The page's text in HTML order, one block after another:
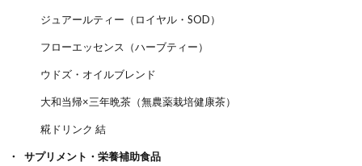
ジュアールティー（ロイヤル・SOD）
フローエッセンス（ハーブティー）
ウドズ・オイルブレンド
大和当帰×三年晩茶（無農薬栽培健康茶）
糀ドリンク 結
サプリメント・栄養補助食品